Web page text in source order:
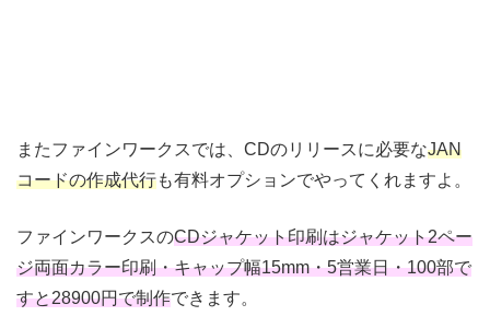
またファインワークスでは、CDのリリースに必要なJAN
コードの作成代行も有料オプションでやってくれますよ。
ファインワークスのCDジャケット印刷はジャケット2ペー
ジ両面カラー印刷・キャップ幅15mm・5営業日・100部で
すと28900円で制作できます。